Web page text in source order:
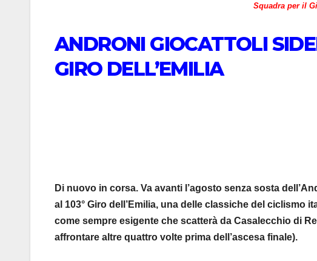
Squadra per il
ANDRONI GIOCATTOLI
GIRO DELL’EMILIA
Di nuovo in corsa. Va avanti l’agosto senza sosta
al 103° Giro dell’Emilia, una delle classiche del ciclismo
come sempre esigente che scatterà da Casalecchio di
affrontare altre quattro volte prima dell’ascesa finale).